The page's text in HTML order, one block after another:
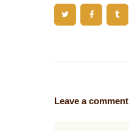
Leave a comment